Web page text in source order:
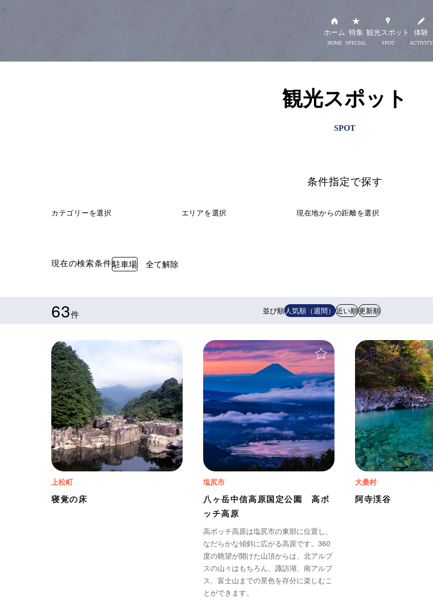
観光スポット
条件指定で探す
カテゴリーを選択 エリアを選択 現在地からの距離を選択
現在の検索条件駐車場 全て解除
63件 並び順人気順（週間）近い順更新順
寝覚の床
上松町
八ヶ岳中信高原国定公園 高ボ
ッチ高原
高ボッチ高原は塩尻市の東部に位置し、
なだらかな傾斜に広がる高原です。360
度の眺望が開けた山頂からは、北アルプ
スの山々はもちろん、諏訪湖、南アルプ
ス、富士山までの景色を存分に楽しむこ
とができます。
塩尻市
＋
阿寺渓谷
大桑村
ホーム 特集 観光スポット 体験